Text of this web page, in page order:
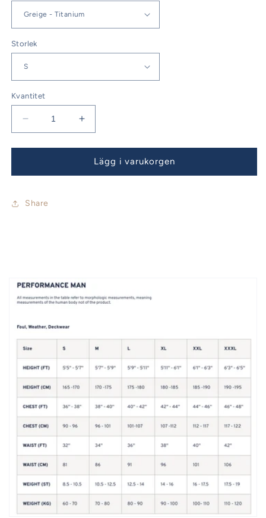
Storlek
Kvantitet
Minska
kvantitet
för
Dry
Hat
Öka
kvantitet
för
Fast
Dry
Lägg i varukorgen
Share